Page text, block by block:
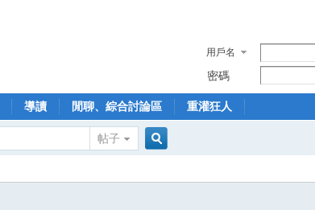
用戶名
密碼
導讀 閒聊、綜合討論區 重灌狂人
帖子